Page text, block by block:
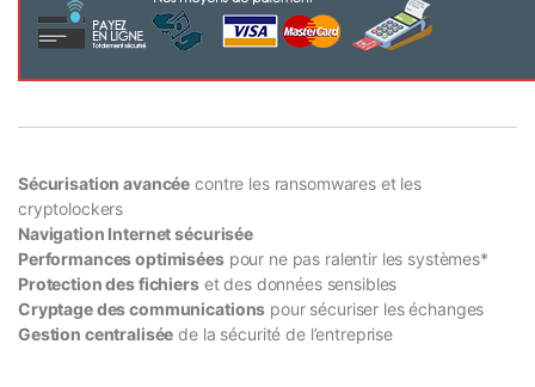
Sécurisation avancée contre les ransomwares et les
cryptolockers
Navigation Internet sécurisée
Performances optimiséespour ne pas ralentir les systèmes*
Protection des fichierset des données sensibles
Cryptage des communications pour sécuriser les échanges
Gestion centralisée de la sécurité de l’entreprise